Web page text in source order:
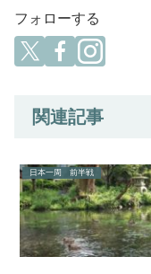
フォローする
関連記事
日本一周 前半戦